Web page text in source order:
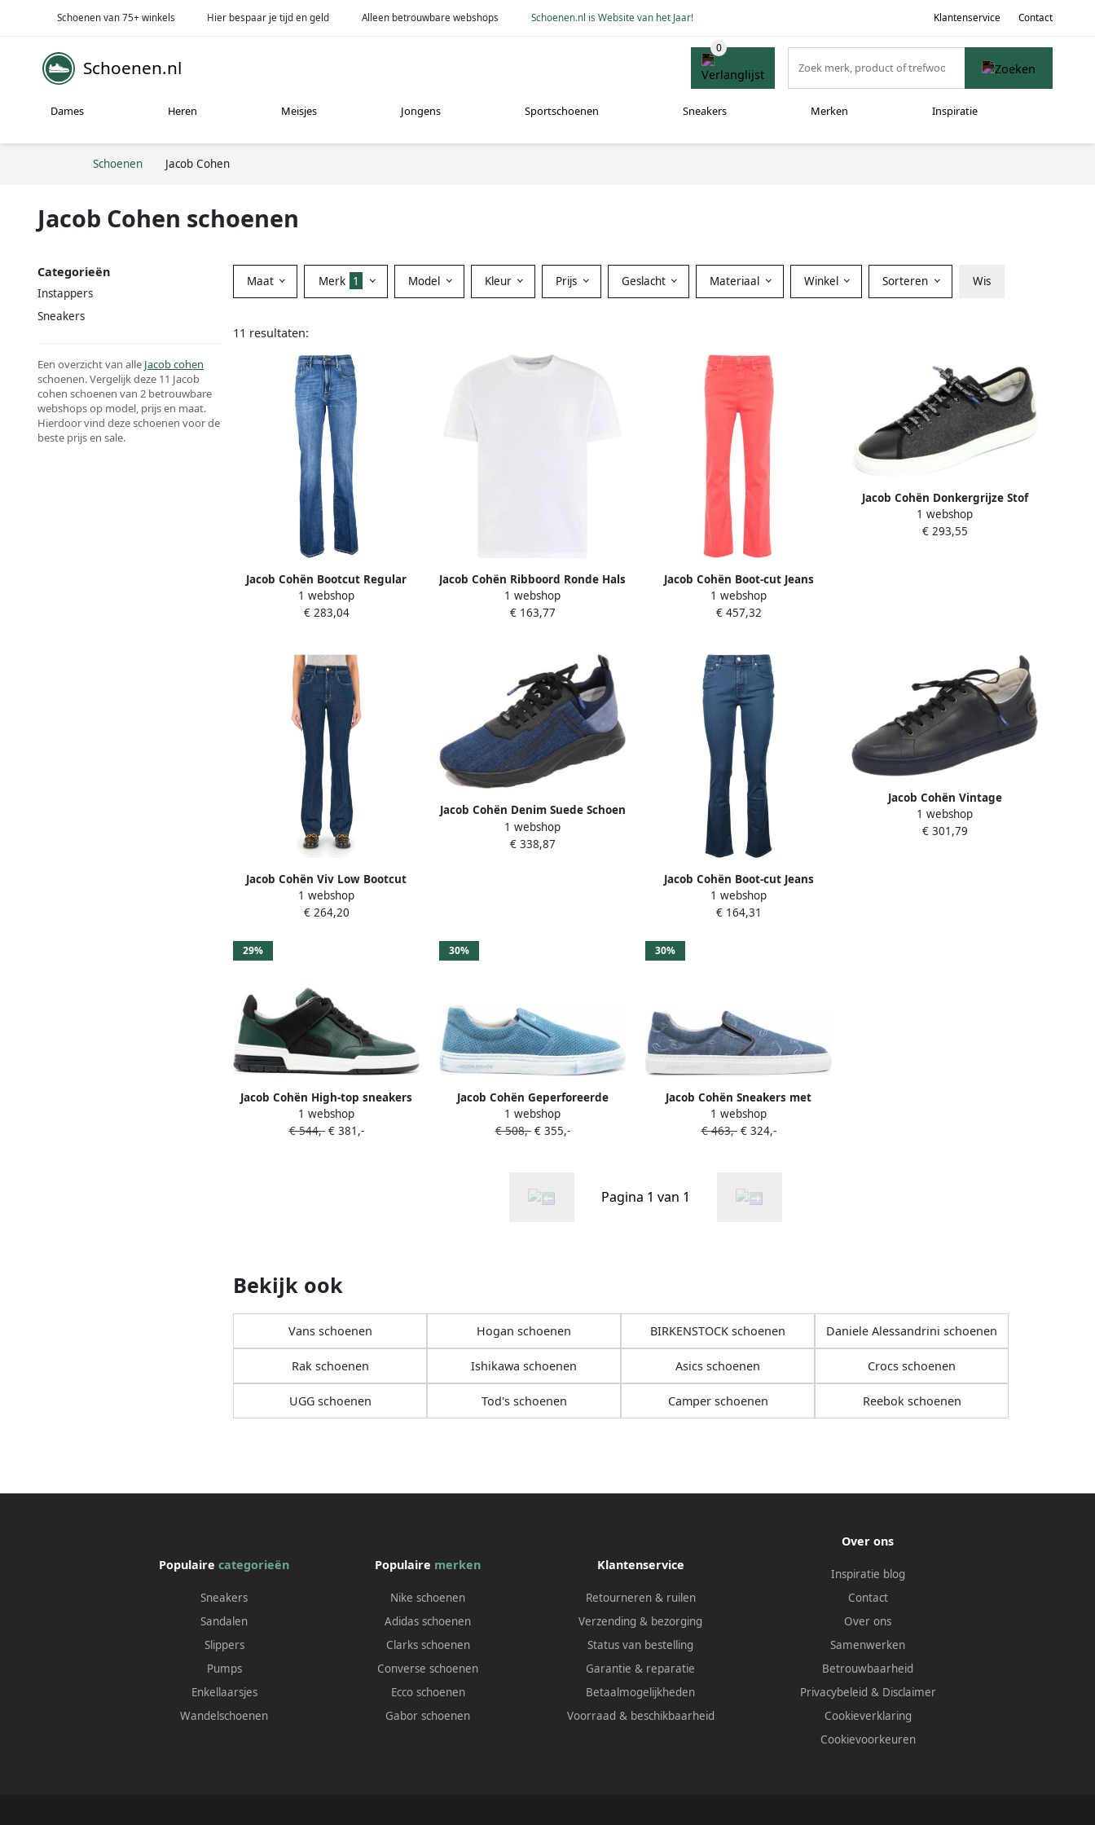
Schoenen van 75+ winkels Hier bespaar je tijd en geld Alleen betrouwbare webshops Schoenen.nl is Website van het Jaar! Klantenservice Contact
Schoenen.nl
Dames Heren Meisjes Jongens Sportschoenen Sneakers Merken Inspiratie
Schoenen Jacob Cohen
Jacob Cohen schoenen
Categorieën
Instappers
Sneakers
Een overzicht van alle Jacob cohen
schoenen. Vergelijk deze 11 Jacob
cohen schoenen van 2 betrouwbare
webshops op model, prijs en maat.
Hierdoor vind deze schoenen voor de
beste prijs en sale.
Maat Merk 1 Model Kleur Prijs Geslacht Materiaal Winkel Sorteren Wis
11 resultaten:
Jacob Cohën Bootcut Regular
Jeans
1 webshop
€ 283,04
Jacob Cohën Ribboord Ronde Hals
T-shirt Wit
1 webshop
€ 163,77
Jacob Cohën Boot-cut Jeans
1 webshop
€ 457,32
Jacob Cohën Donkergrijze Stof
Leren Schoen Gemaakt in Italië
1 webshop
€ 293,55
Jacob Cohën Viv Low Bootcut
Jeans
1 webshop
€ 264,20
Jacob Cohën Denim Suede Schoen
Spiridon
1 webshop
€ 338,87
Jacob Cohën Boot-cut Jeans
1 webshop
€ 164,31
Jacob Cohën Vintage
Marineblauwe Leren Schoen
1 webshop
€ 301,79
29%
Jacob Cohën High-top sneakers
Groen
1 webshop
€ 544,-€ 381,-
30%
Jacob Cohën Geperforeerde
sneakers Blauw
1 webshop
€ 508,-€ 355,-
30%
Jacob Cohën Sneakers met
geborduurd logo Blauw
1 webshop
€ 463,-€ 324,-
Pagina 1 van 1
Bekijk ook
Vans schoenen Hogan schoenen BIRKENSTOCK schoenen Daniele Alessandrini schoenen
Rak schoenen Ishikawa schoenen Asics schoenen Crocs schoenen
UGG schoenen Tod's schoenen Camper schoenen Reebok schoenen
Populairecategorieën
Sneakers
Sandalen
Slippers
Pumps
Enkellaarsjes
Wandelschoenen
Populaire merken
Nike schoenen
Adidas schoenen
Clarks schoenen
Converse schoenen
Ecco schoenen
Gabor schoenen
Klantenservice
Retourneren & ruilen
Verzending & bezorging
Status van bestelling
Garantie & reparatie
Betaalmogelijkheden
Voorraad & beschikbaarheid
Over ons
Inspiratie blog
Contact
Over ons
Samenwerken
Betrouwbaarheid
Privacybeleid & Disclaimer
Cookieverklaring
Cookievoorkeuren